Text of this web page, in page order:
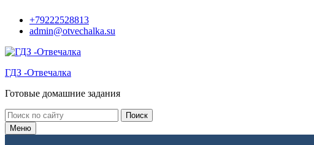
контенту
+79222528813
admin@otvechalka.su
ГДЗ -Отвечалка
Готовые домашние задания
Поиск:
Меню